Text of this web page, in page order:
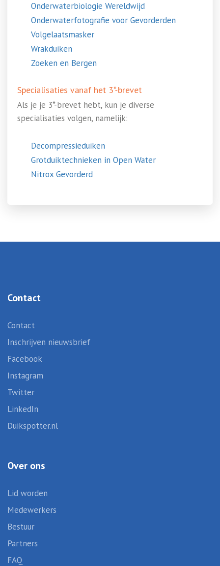
Onderwaterbiologie Wereldwijd
Onderwaterfotografie voor Gevorderden
Volgelaatsmasker
Wrakduiken
Zoeken en Bergen
Specialisaties vanaf het 3*-brevet
Als je je 3*-brevet hebt, kun je diverse
specialisaties volgen, namelijk:
Decompressieduiken
Grotduiktechnieken in Open Water
Nitrox Gevorderd
Contact
Contact
Inschrijven nieuwsbrief
Facebook
Instagram
Twitter
LinkedIn
Duikspotter.nl
Over ons
Lid worden
Medewerkers
Bestuur
Partners
FAQ